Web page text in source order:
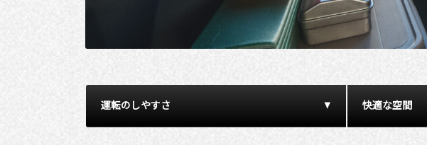
運転のしやすさ 快適な空間